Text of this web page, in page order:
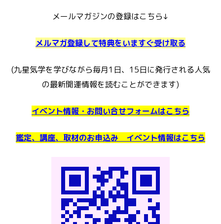
メールマガジンの登録はこちら↓
メルマガ登録して特典をいますぐ受け取る
(九星気学を学びながら毎月1日、15日に発行される人気
の最新開運情報を読むことができます)
イベント情報・お問い合せフォームはこちら
鑑定、講座、取材のお申込み イベント情報はこちら